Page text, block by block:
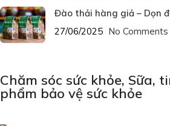
Đào thải hàng giả – Dọn
27/06/2025 No Comments
Chăm sóc sức khỏe, Sữa,
phẩm bảo vệ sức khỏe